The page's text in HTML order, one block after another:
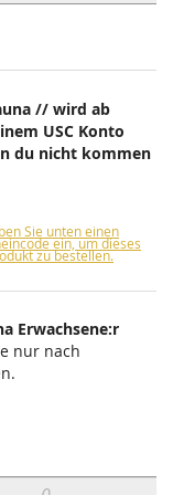
// wird ab
USC Konto
du nicht kommen
Sie unten einen
ein, um dieses
zu bestellen.
Erwachsene:r
nur nach